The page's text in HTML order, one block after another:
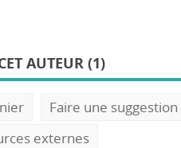
AUTEUR (1)
Faire une suggestion
externes